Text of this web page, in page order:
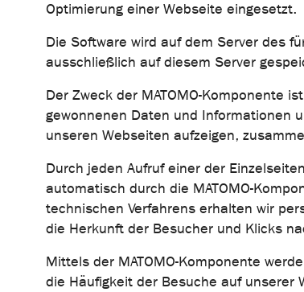
Optimierung einer Webseite eingesetzt.
Die Software wird auf dem Server des
ausschließlich auf diesem Server
Der Zweck der MATOMO-Komponente
gewonnenen Daten und Informationen
unseren Webseiten aufzeigen,
Durch jeden Aufruf einer der
automatisch durch die MATOMO-
technischen Verfahrens erhalten wir
die Herkunft der Besucher und Klicks
Mittels der MATOMO-Komponente
die Häufigkeit der Besuche auf unserer